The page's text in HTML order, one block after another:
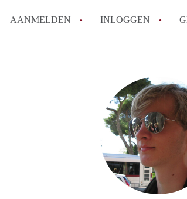
AANMELDEN INLOGGEN
Wat is
Hoeveel
Wat is de
Berekent
Alle